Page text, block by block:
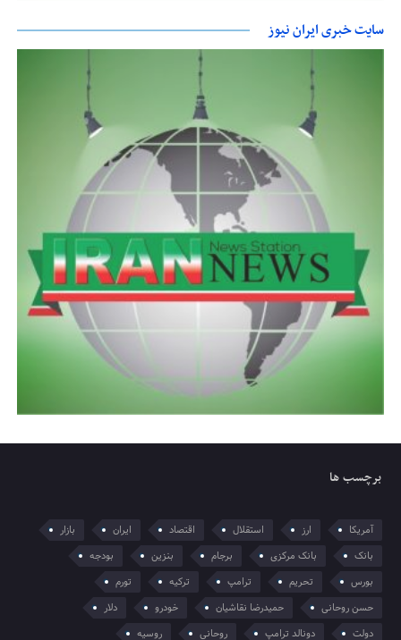
سایت خبری ایران نیوز
برچسب ها
آمریکا ارز استقلال اقتصاد ایران
بازار
بانک
بانک مرکزی برجام بنزین
بودجه
بورس
تحریم ترامپ ترکیه
تورم
حسن روحانی
حمیدرضا نقاشیان خودرو
دلار
دولت
دونالد ترامپ روحانی روسیه